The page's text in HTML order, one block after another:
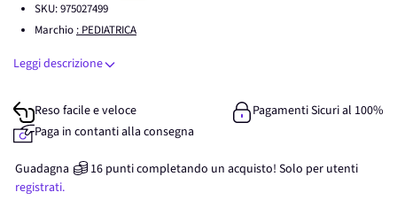
SKU:975027499
Marchio : PEDIATRICA
Leggi descrizione
Reso facile e veloce
Pagamenti Sicuri al 100%
Paga in contanti alla consegna
Guadagna 16 punticompletando un acquisto! Solo per utenti
registrati.